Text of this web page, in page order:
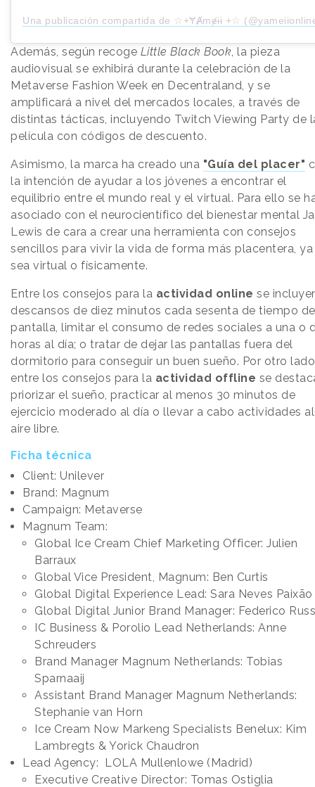
Una publicación compartida de ☆+ɎȺmɇɨɨ +☆
Además, según recoge Little Black Book, la pieza
audiovisual se exhibirá durante la celebración de la
Metaverse Fashion Week en Decentraland, y se
amplificará a nivel del mercados locales, a través de
distintas tácticas, incluyendo Twitch Viewing Party de
película con códigos de descuento.
Asimismo, la marca ha creado una "Guía del placer"
la intención de ayudar a los jóvenes a encontrar el
equilibrio entre el mundo real y el virtual. Para ello se
asociado con el neurocientífico del bienestar mental
Lewis de cara a crear una herramienta con consejos
sencillos para vivir la vida de forma más placentera, ya
sea virtual o físicamente.
Entre los consejos para la actividad online se
descansos de diez minutos cada sesenta de tiempo de
pantalla, limitar el consumo de redes sociales a una o
horas al día; o tratar de dejar las pantallas fuera del
dormitorio para conseguir un buen sueño. Por otro
entre los consejos para la actividad offline se
priorizar el sueño, practicar al menos 30 minutos de
ejercicio moderado al día o llevar a cabo actividades al
aire libre.
Ficha técnica
Client: Unilever
Brand: Magnum
Campaign: Metaverse
Magnum Team:
Global Ice Cream Chief Marketing Officer: Julien
Barraux
Global Vice President, Magnum: Ben Curtis
Global Digital Experience Lead: Sara Neves Paixão
Global Digital Junior Brand Manager: Federico
IC Business & Porolio Lead Netherlands: Anne
Schreuders
Brand Manager Magnum Netherlands: Tobias
Sparnaaij
Assistant Brand Manager Magnum Netherlands:
Stephanie van Horn
Ice Cream Now Markeng Specialists Benelux: Kim
Lambregts & Yorick Chaudron
Lead Agency: LOLA Mullenlowe (Madrid)
Executive Creative Director: Tomas Ostiglia